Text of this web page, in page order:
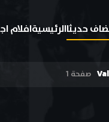
حديثاالرئيسيةافلام
صفحة 1